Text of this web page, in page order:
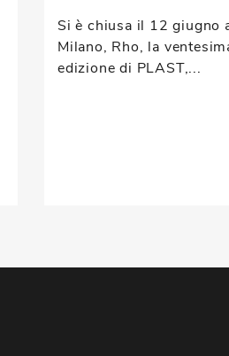
Si è chiusa il 12 giugno
Milano, Rho, la
edizione di PLAST,...